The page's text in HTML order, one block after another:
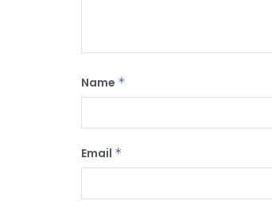
Name *
Email *